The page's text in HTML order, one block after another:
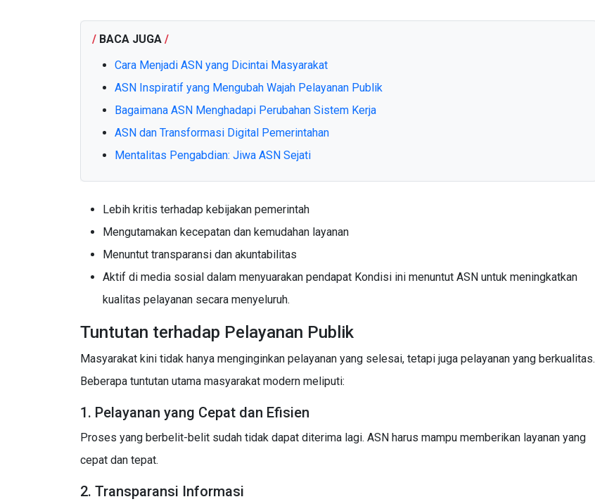
/ BACA JUGA /
Cara Menjadi ASN yang Dicintai Masyarakat
ASN Inspiratif yang Mengubah Wajah Pelayanan Publik
Bagaimana ASN Menghadapi Perubahan Sistem Kerja
ASN dan Transformasi Digital Pemerintahan
Mentalitas Pengabdian: Jiwa ASN Sejati
Lebih kritis terhadap kebijakan pemerintah
Mengutamakan kecepatan dan kemudahan layanan
Menuntut transparansi dan akuntabilitas
Aktif di media sosial dalam menyuarakan pendapat Kondisi ini menuntut ASN untuk meningkatkan
kualitas pelayanan secara menyeluruh.
Tuntutan terhadap Pelayanan Publik
Masyarakat kini tidak hanya menginginkan pelayanan yang selesai, tetapi juga pelayanan yang berkualitas.
Beberapa tuntutan utama masyarakat modern meliputi:
1. Pelayanan yang Cepat dan Efisien
Proses yang berbelit-belit sudah tidak dapat diterima lagi. ASN harus mampu memberikan layanan yang
cepat dan tepat.
2. Transparansi Informasi